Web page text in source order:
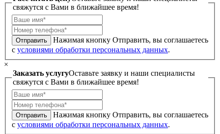
свяжутся с Вами в ближайшее время!
Отправить
Нажимая кнопку Отправить, вы соглашаетесь
с условиями обработки персональных данных.
×
Заказать услугуОставьте заявку и наши специалисты
свяжутся с Вами в ближайшее время!
Отправить
Нажимая кнопку Отправить, вы соглашаетесь
с условиями обработки персональных данных.